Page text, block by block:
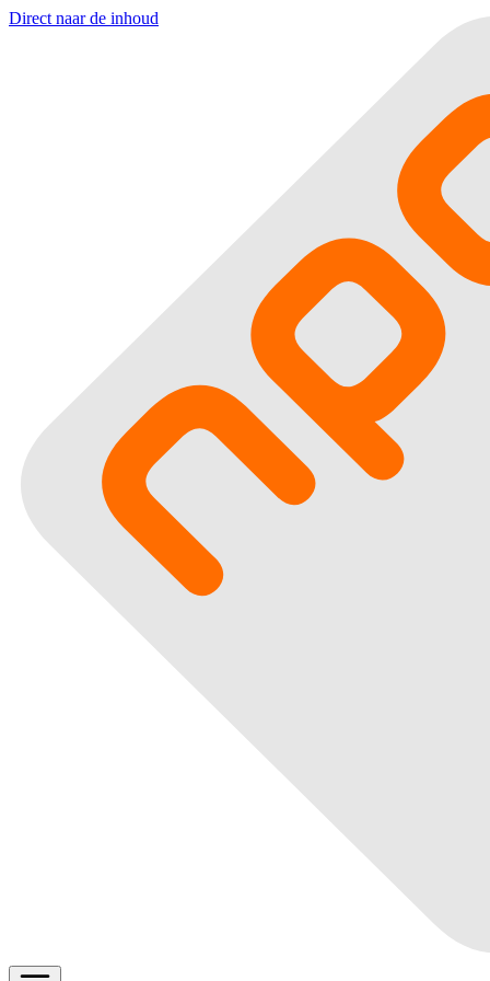
Direct naar de inhoud